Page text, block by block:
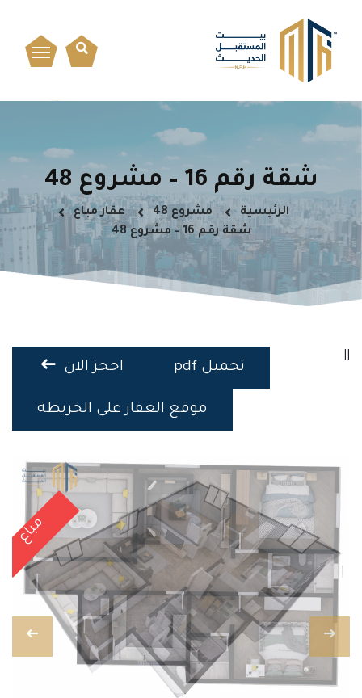
شقة رقم 16 – مشروع 48
الرئيسية مشروع 48
عقار مباع
شقة رقم 16 – مشروع 48
احجز الان تحميل pdf
موقع العقار على الخريطة
مباع